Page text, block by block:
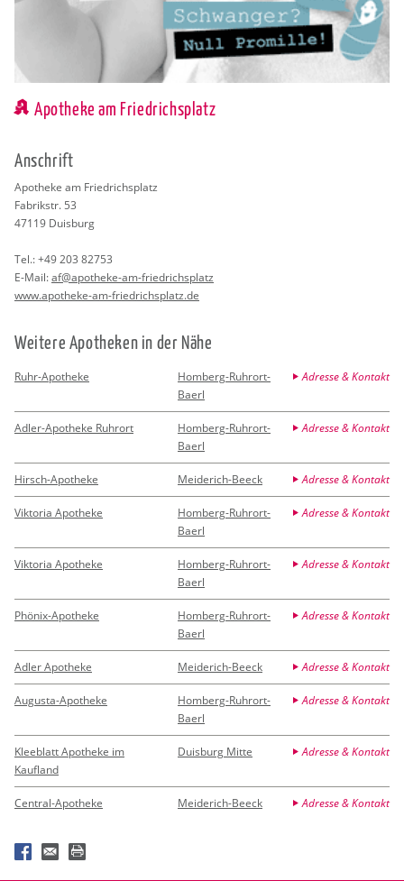
Apotheke am Friedrichsplatz
An­schrift
Apo­the­ke am Fried­richs­platz
Fa­brik­str. 53
47119 Duis­burg
Tel.:+49 203 82753
E-Mail:af@​apotheke-am-fried­richs­platz
www.​apotheke-​am-​fri​edri​chsp​latz.​de
Wei­te­re Apo­the­ken in der Nähe
Ruhr-Apotheke
Homberg-Ruhrort-
Baerl
Adresse & Kontakt
Adler-Apotheke Ruhrort
Homberg-Ruhrort-
Baerl
Adresse & Kontakt
Hirsch-Apotheke Meiderich-Beeck Adresse & Kontakt
Viktoria Apotheke
Homberg-Ruhrort-
Baerl
Adresse & Kontakt
Viktoria Apotheke
Homberg-Ruhrort-
Baerl
Adresse & Kontakt
Phönix-Apotheke
Homberg-Ruhrort-
Baerl
Adresse & Kontakt
Adler Apotheke Meiderich-Beeck Adresse & Kontakt
Augusta-Apotheke
Homberg-Ruhrort-
Baerl
Adresse & Kontakt
Kleeblatt Apotheke im
Kaufland
Duisburg Mitte Adresse & Kontakt
Central-Apotheke Meiderich-Beeck Adresse & Kontakt